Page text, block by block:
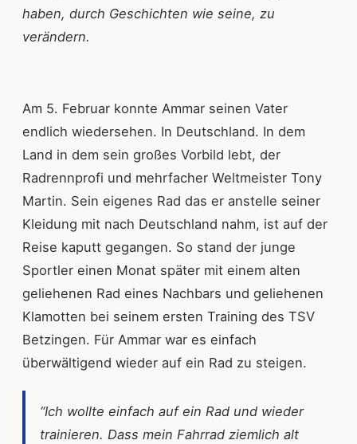
haben, durch Geschichten wie seine, zu
verändern.
Am 5. Februar konnte Ammar seinen Vater
endlich wiedersehen. In Deutschland. In dem
Land in dem sein großes Vorbild lebt, der
Radrennprofi und mehrfacher Weltmeister Tony
Martin. Sein eigenes Rad das er anstelle seiner
Kleidung mit nach Deutschland nahm, ist auf der
Reise kaputt gegangen. So stand der junge
Sportler einen Monat später mit einem alten
geliehenen Rad eines Nachbars und geliehenen
Klamotten bei seinem ersten Training des TSV
Betzingen. Für Ammar war es einfach
überwältigend wieder auf ein Rad zu steigen.
“Ich wollte einfach auf ein Rad und wieder
trainieren. Dass mein Fahrrad ziemlich alt